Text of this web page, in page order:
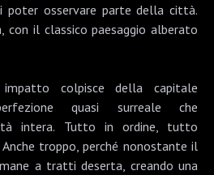
poter osservare parte della città.
con il classico paesaggio alberato
colpisce della capitale
quasi surreale che
intera. Tutto in ordine, tutto
troppo, perché nonostante il
a tratti deserta, creando una